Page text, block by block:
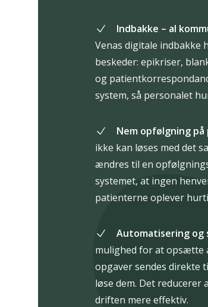
Indbakke – al
Venas digitale indbakke
beskeder: epikriser,
og
system, så personalet
Nem opfølgning
ikke kan løses med det
ændres til en
systemet, at ingen
patienterne oplever
Automatisering
mulighed for at opsætte
opgaver sendes direkte
løse dem. Det
driften mere effektiv.